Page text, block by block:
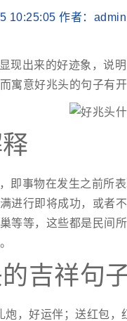
10:25:05 作者：
现出来的好迹象，说
寓意好兆头的句子有
即事物在发生之前所
进行即将成功，或者
等等，这些都是民间
吉祥句
炮，好运伴；送红包